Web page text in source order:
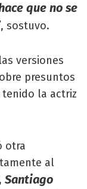
que no se
, sostuvo.
versiones
presuntos
la actriz
otra
al
Santiago